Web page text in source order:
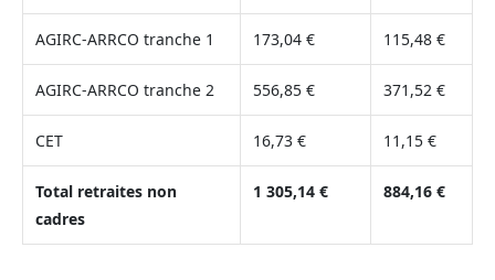
AGIRC-ARRCO tranche 1 173,04 € 115,48 €
AGIRC-ARRCO tranche 2 556,85 € 371,52 €
CET 16,73 € 11,15 €
Total retraites non
cadres
1 305,14 € 884,16 €